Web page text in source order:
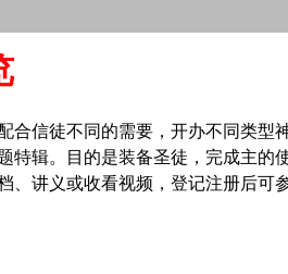
合信徒不同的需要，开办不同类型
特辑。目的是装备圣徒，完成主的
、讲义或收看视频，登记注册后可参